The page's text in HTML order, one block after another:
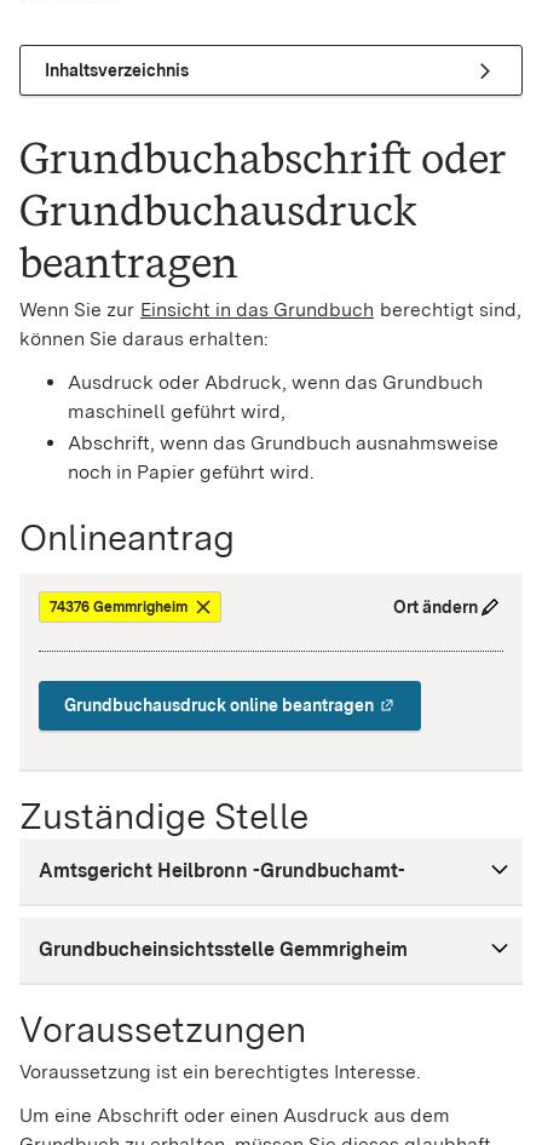
Inhaltsverzeichnis
Grundbuchabschrift oder
Grundbuchausdruck
beantragen
Wenn Sie zur Einsicht in das Grundbuch berechtigt sind,
können Sie daraus erhalten:
Ausdruck oder Abdruck, wenn das Grundbuch
maschinell geführt wird,
Abschrift, wenn das Grundbuch ausnahmsweise
noch in Papier geführt wird.
Onlineantrag
74376 Gemmrigheim Ort ändern
Grundbuchausdruck online beantragen
Zuständige Stelle
Amtsgericht Heilbronn -Grundbuchamt-
Grundbucheinsichtsstelle Gemmrigheim
Voraussetzungen
Voraussetzung ist ein berechtigtes Interesse.
Um eine Abschrift oder einen Ausdruck aus dem